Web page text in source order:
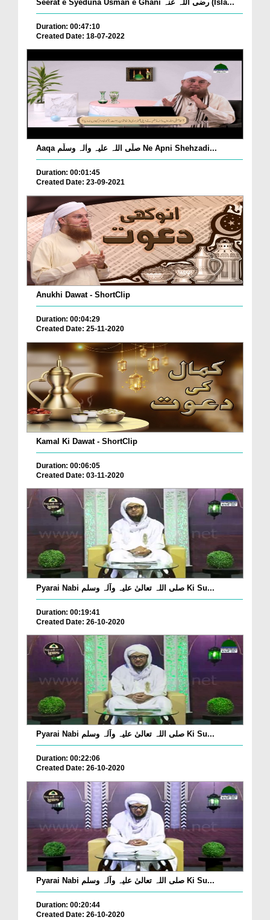
Seerat e Syeduna Usman e Ghani رضی اللہ عنہ (Isla...
Duration: 00:47:10
Created Date: 18-07-2022
Aaqa صلّی اللہ علیہ واٰلہ وسلّم Ne Apni Shehzadi...
Duration: 00:01:45
Created Date: 23-09-2021
Anukhi Dawat - ShortClip
Duration: 00:04:29
Created Date: 25-11-2020
Kamal Ki Dawat - ShortClip
Duration: 00:06:05
Created Date: 03-11-2020
Pyarai Nabi صلی اللہ تعالیٰ علیہ وآلہ وسلم Ki Su...
Duration: 00:19:41
Created Date: 26-10-2020
Pyarai Nabi صلی اللہ تعالیٰ علیہ وآلہ وسلم Ki Su...
Duration: 00:22:06
Created Date: 26-10-2020
Pyarai Nabi صلی اللہ تعالیٰ علیہ وآلہ وسلم Ki Su...
Duration: 00:20:44
Created Date: 26-10-2020